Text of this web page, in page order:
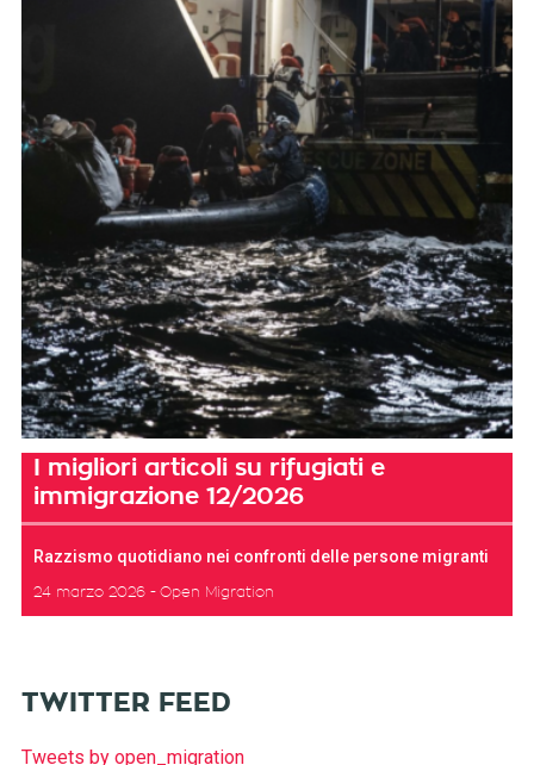
I migliori articoli su rifugiati e
immigrazione 12/2026
Razzismo quotidiano nei confronti delle persone migranti
24 marzo 2026 Open Migration
TWITTER FEED
Tweets by open_migration